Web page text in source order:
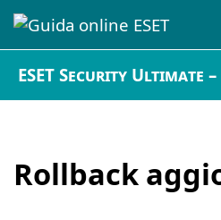
ESET Security Ultimate
Rollback